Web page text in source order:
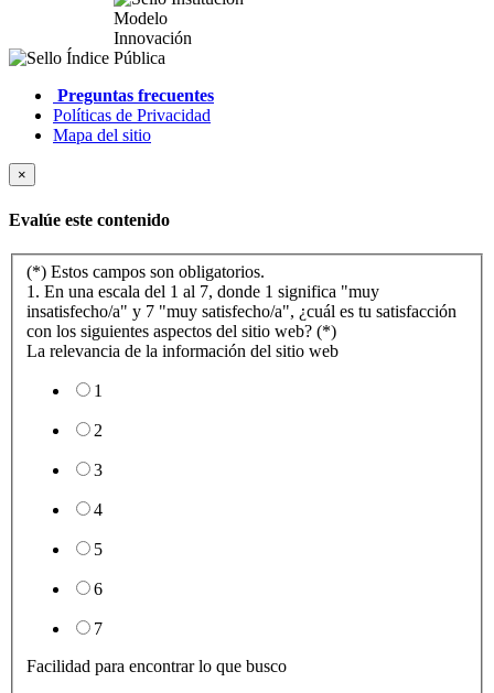
Preguntas frecuentes
Políticas de Privacidad
Mapa del sitio
×
Evalúe este contenido
(*) Estos campos son obligatorios.
1. En una escala del 1 al 7, donde 1 significa "muy
insatisfecho/a" y 7 "muy satisfecho/a", ¿cuál es tu satisfacción
con los siguientes aspectos del sitio web? (*)
La relevancia de la información del sitio web
1
2
3
4
5
6
7
Facilidad para encontrar lo que busco